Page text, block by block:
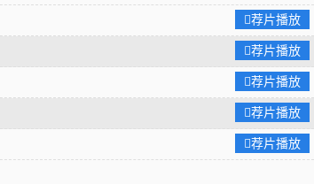
荐片播放
荐片播放
荐片播放
荐片播放
荐片播放